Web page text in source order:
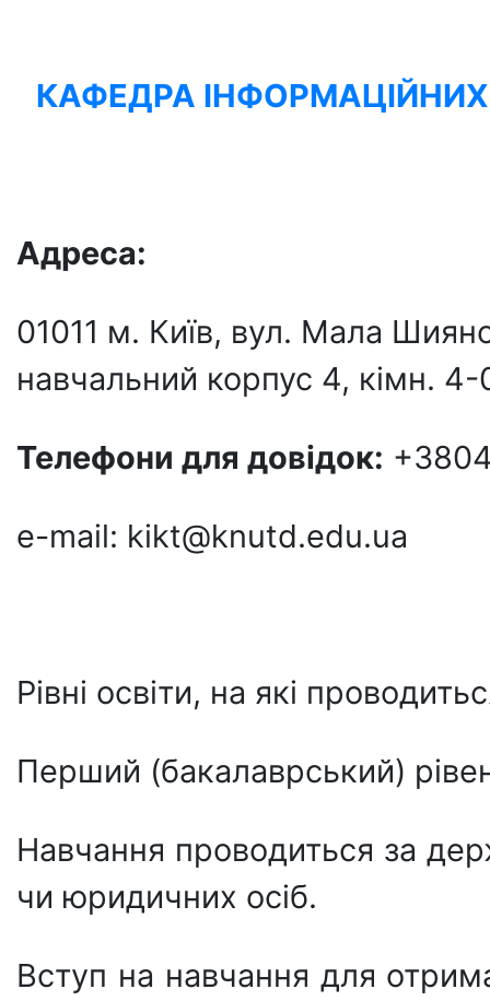
КАФЕДРА
Адреса:
01011 м. Київ, вул. Мала
навчальний корпус 4, кiмн. 4-
Телефони для довідок:
e-mail: kikt@knutd.edu.ua
Рівні освіти, на які
Перший (бакалаврський)
Навчання проводиться за
чи юридичних осіб.
Вступ на навчання для